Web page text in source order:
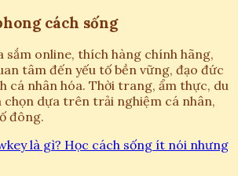
cách sống
sắm online, thích hàng chính hãng,
tâm đến yếu tố bền vững, đạo đức
cá nhân hóa. Thời trang, ẩm thực, du
dựa trên trải nghiệm cá nhân,
đông.
là gì? Học cách sống ít nói nhưng